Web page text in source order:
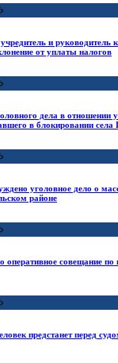
и руководитель
от уплаты налогов
дела в отношении
в блокировании села
уголовное дело о
районе
совещание по
предстанет перед